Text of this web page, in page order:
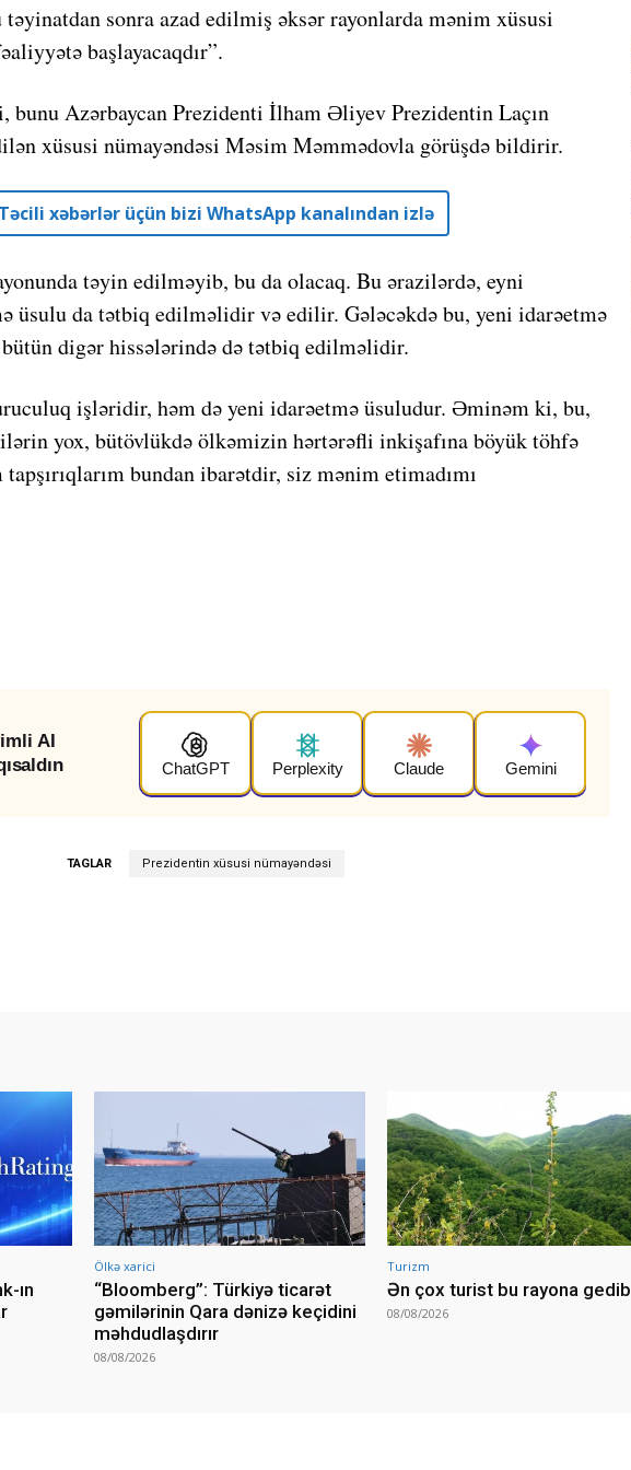
sonra azad edilmiş əksər rayonlarda mənim xüsusi
başlayacaqdır”.
bunu Azərbaycan Prezidenti İlham Əliyev Prezidentin Laçın
xüsusi nümayəndəsi Məsim Məmmədovla görüşdə bildirir.
xəbərlər üçün bizi WhatsApp kanalından izlə
təyin edilməyib, bu da olacaq. Bu ərazilərdə, eyni
üsulu da tətbiq edilməlidir və edilir. Gələcəkdə bu, yeni idarəetmə
digər hissələrində də tətbiq edilməlidir.
işləridir, həm də yeni idarəetmə üsuludur. Əminəm ki, bu,
yox, bütövlükdə ölkəmizin hərtərəfli inkişafına böyük töhfə
bundan ibarətdir, siz mənim etimadımı
AI
ChatGPT Perplexity Claude Gemini
TAGLAR Prezidentin xüsusi nümayəndəsi
ın
Ölkə xarici
“Bloomberg”: Türkiyə ticarət
gəmilərinin Qara dənizə keçidini
məhdudlaşdırır
08/08/2026
Turizm
Ən çox turist bu rayona gedib
08/08/2026